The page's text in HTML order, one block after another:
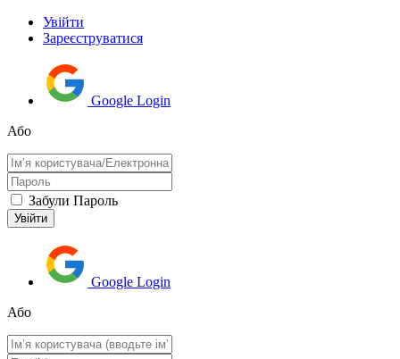
Увійти
Зареєструватися
Google Login
Або
Забули Пароль
Google Login
Або